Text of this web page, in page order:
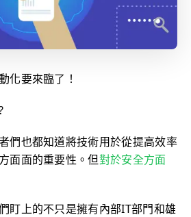
化要來臨了！
們也都知道將技術用於從提高效率
面面的重要性。但對於安全方面
盯上的不只是擁有內部IT部門和雄